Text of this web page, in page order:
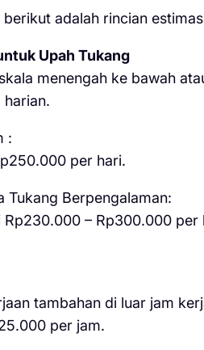
berikut adalah rincian
Upah Tukang
menengah ke bawah
harian.
:
per hari.
Tukang Berpengalaman:
Rp230.000 – Rp300.000
tambahan di luar jam
per jam.